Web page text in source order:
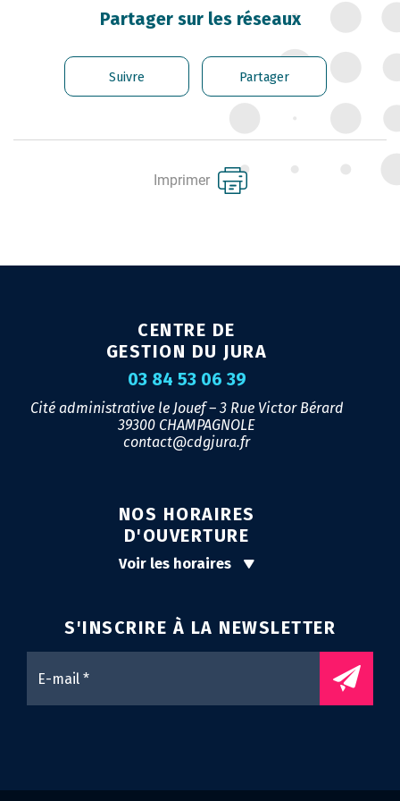
CARRIÈRE DES
GÉRER LES AGENTS
CONTRACTUELS
SANTÉ ET PRÉVENTION DES
RISQUES PROFESSIONNELS
LIENS UTILES
Partager sur les réseaux
Suivre Partager
Imprimer
CENTRE DE
GESTION DU JURA
03 84 53 06 39
Cité administrative le Jouef – 3 Rue Victor Bérard
39300 CHAMPAGNOLE
contact@cdgjura.fr
NOS HORAIRES
D'OUVERTURE
Voir les horaires
S'INSCRIRE À LA NEWSLETTER